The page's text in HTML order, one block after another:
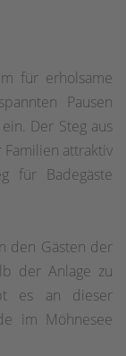
für erholsame
Pausen
Der Steg aus
attraktiv
für Badegäste
den Gästen der
der Anlage zu
es an dieser
im Möhnesee